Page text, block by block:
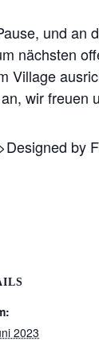
und an
nächsten
Village
wir freuen
by
2023